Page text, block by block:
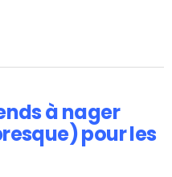
à nager
pour les